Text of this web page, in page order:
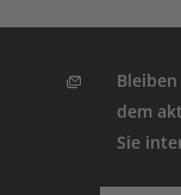
dem
Sie